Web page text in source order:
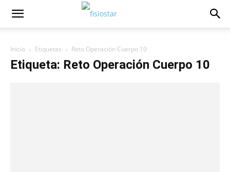
Inicio Etiquetas Reto Operación Cuerpo 10
Etiqueta: Reto Operación Cuerpo 10